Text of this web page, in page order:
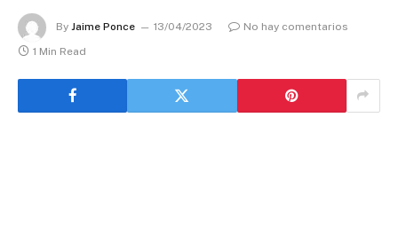
By Jaime Ponce 13/04/2023
No hay comentarios
1 Min Read